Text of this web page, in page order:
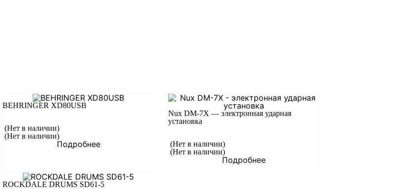
BEHRINGER XD80USB
(Нет в наличии)
(Нет в наличии)
Подробнее
Nux DM-7X — электронная ударная
установка
(Нет в наличии)
(Нет в наличии)
Подробнее
ROCKDALE DRUMS SD61-5